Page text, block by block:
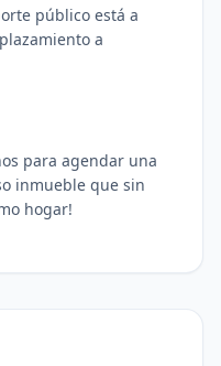
público está a
a
para agendar una
inmueble que sin
hogar!